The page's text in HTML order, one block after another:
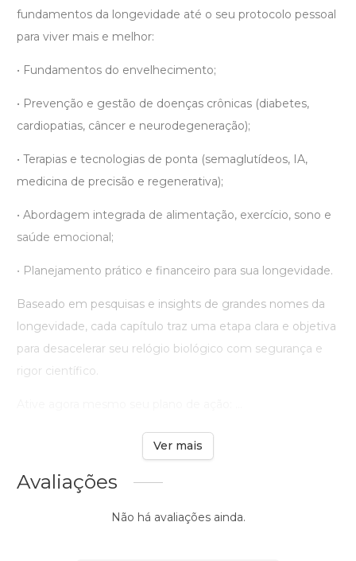
fundamentos da longevidade até o seu protocolo pessoal
para viver mais e melhor:
• Fundamentos do envelhecimento;
• Prevenção e gestão de doenças crônicas (diabetes,
cardiopatias, câncer e neurodegeneração);
• Terapias e tecnologias de ponta (semaglutídeos, IA,
medicina de precisão e regenerativa);
• Abordagem integrada de alimentação, exercício, sono e
saúde emocional;
• Planejamento prático e financeiro para sua longevidade.
Baseado em pesquisas e insights de grandes nomes da
longevidade, cada capítulo traz uma etapa clara e objetiva
para desacelerar seu relógio biológico com segurança e
rigor científico.
Ver mais
Avaliações
Não há avaliações ainda.